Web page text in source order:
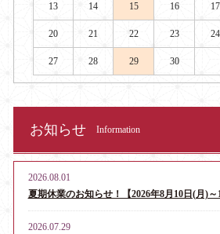
13 14 15 16 17
20 21 22 23 24
27 28 29 30
お知らせ Information
2026.08.01
夏期休業のお知らせ！【2026年8月10日(月)～
2026.07.29